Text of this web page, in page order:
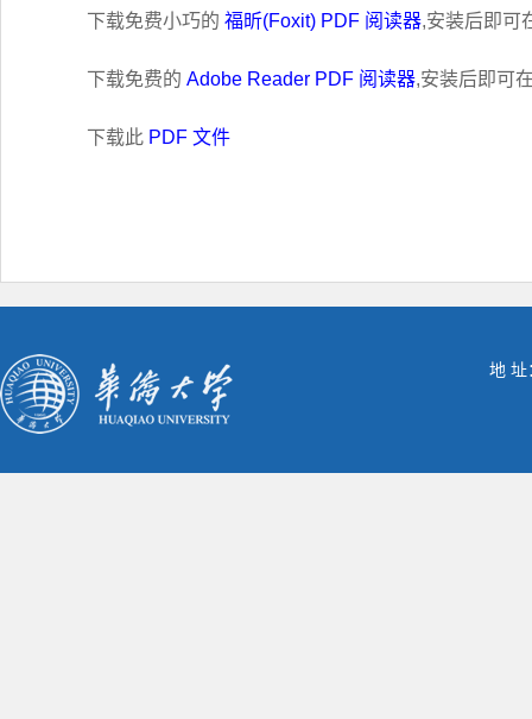
下载免费小巧的 福昕(Foxit) PDF 阅读器,安装后即可
下载免费的 Adobe Reader PDF 阅读器,安装后即可
下载此 PDF 文件
地 址